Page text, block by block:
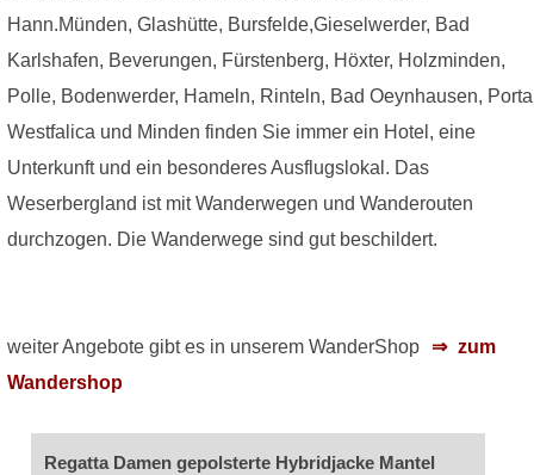
Hann.Münden, Glashütte, Bursfelde,Gieselwerder, Bad
Karlshafen, Beverungen, Fürstenberg, Höxter, Holzminden,
Polle, Bodenwerder, Hameln, Rinteln, Bad Oeynhausen, Porta
Westfalica und Minden finden Sie immer ein Hotel, eine
Unterkunft und ein besonderes Ausflugslokal. Das
Weserbergland ist mit Wanderwegen und Wanderouten
durchzogen. Die Wanderwege sind gut beschildert.
weiter Angebote gibt es in unserem WanderShop
zum
Wandershop
Regatta Damen gepolsterte Hybridjacke Mantel